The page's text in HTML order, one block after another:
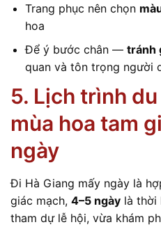
Trang phục nên chọn
hoa
Để ý bước chân — tránh
quan và tôn trọng người
5. Lịch trình
mùa hoa tam
ngày
Đi Hà Giang mấy ngày là
giác mạch, 4–5 ngày là thời
tham dự lễ hội, vừa khám